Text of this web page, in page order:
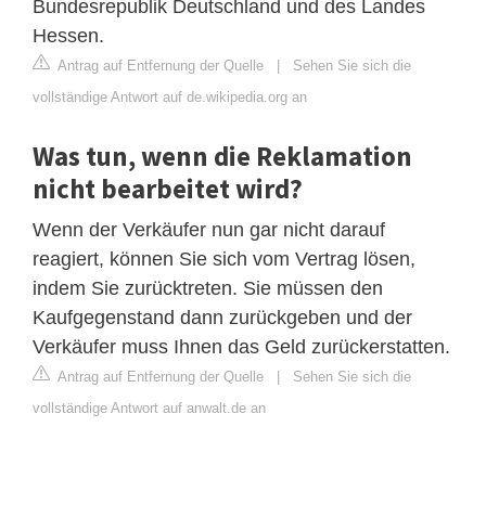
Bundesrepublik Deutschland und des Landes
Hessen.
Antrag auf Entfernung der Quelle | Sehen Sie sich die
vollständige Antwort auf de.wikipedia.org an
Was tun, wenn die Reklamation
nicht bearbeitet wird?
Wenn der Verkäufer nun gar nicht darauf
reagiert, können Sie sich vom Vertrag lösen,
indem Sie zurücktreten. Sie müssen den
Kaufgegenstand dann zurückgeben und der
Verkäufer muss Ihnen das Geld zurückerstatten.
Antrag auf Entfernung der Quelle | Sehen Sie sich die
vollständige Antwort auf anwalt.de an